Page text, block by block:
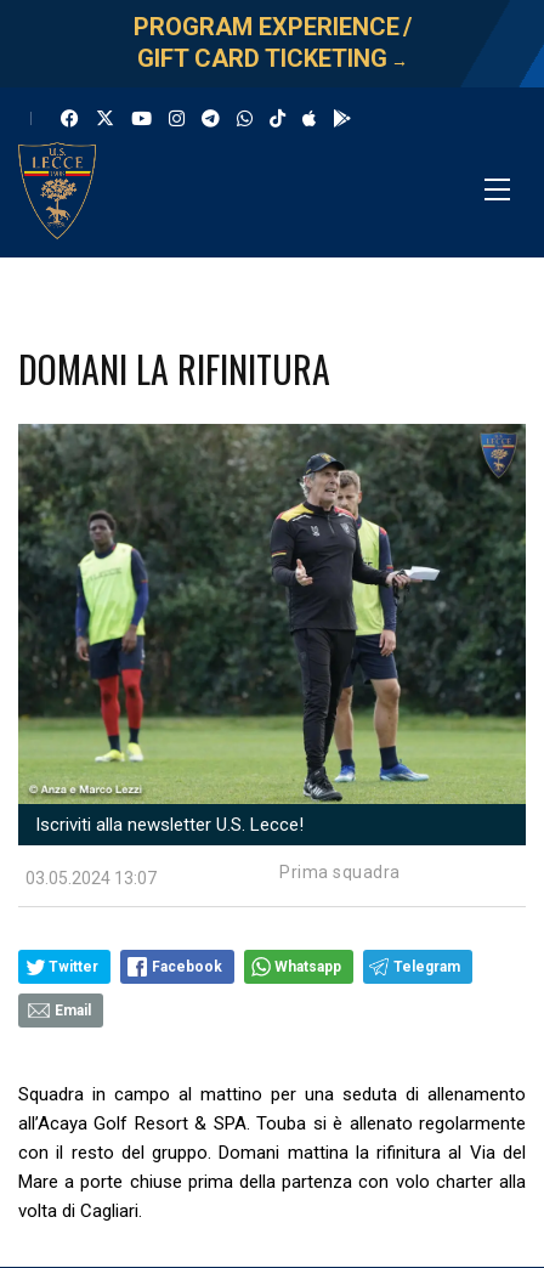
PROGRAM EXPERIENCE/
GIFT CARD TICKETING →
DOMANI LA RIFINITURA
Iscriviti alla newsletter U.S. Lecce!
03.05.2024 13:07 Prima squadra
Twitter Facebook Whatsapp Telegram
Email
Squadra in campo al mattino per una seduta di allenamento
all’Acaya Golf Resort & SPA. Touba si è allenato regolarmente
con il resto del gruppo. Domani mattina la rifinitura al Via del
Mare a porte chiuse prima della partenza con volo charter alla
volta di Cagliari.